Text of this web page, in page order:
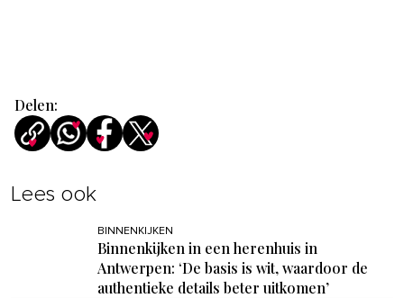
Delen:
Lees ook
BINNENKIJKEN
Binnenkijken in een herenhuis in
Antwerpen: ‘De basis is wit, waardoor de
authentieke details beter uitkomen’